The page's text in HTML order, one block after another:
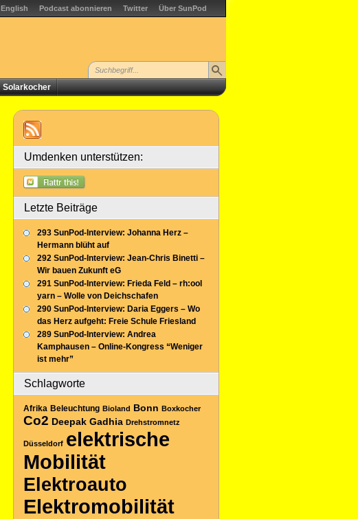
English Podcast abonnieren Twitter Über SunPod
Solarkocher
Umdenken unterstützen:
Letzte Beiträge
293 SunPod-Interview: Johanna Herz –
Hermann blüht auf
292 SunPod-Interview: Jean-Chris Binetti –
Wir bauen Zukunft eG
291 SunPod-Interview: Frieda Feld – rh:ool
yarn – Wolle von Deichschafen
290 SunPod-Interview: Daria Eggers – Wo
das Herz aufgeht: Freie Schule Friesland
289 SunPod-Interview: Andrea
Kamphausen – Online-Kongress “Weniger
ist mehr”
Schlagworte
Afrika Beleuchtung Bioland Bonn Boxkocher
Co2 Deepak Gadhia Drehstromnetz
Düsseldorf elektrische
Mobilität
Elektroauto
Elektromobilität